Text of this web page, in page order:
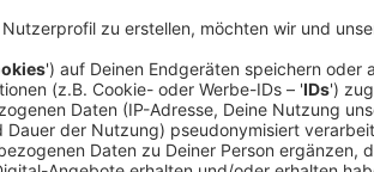
Anzeige
Anakin Skywalkers frühere Jedi-Schülerin